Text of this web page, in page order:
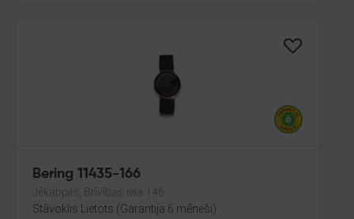
Bering 11435-166
Jēkabpils, Brīvības iela 146
Stāvoklis Lietots (Garantija 6 mēneši)